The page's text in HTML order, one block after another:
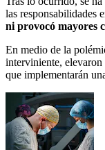
las responsabilidades
ni provocó mayores
En medio de la
interviniente, elevaron
que implementarán